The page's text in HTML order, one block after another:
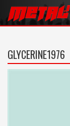
GLYCERINE1976